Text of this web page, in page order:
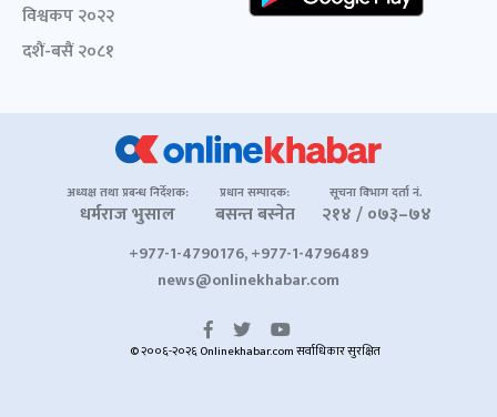
विश्वकप २०२२
दशैं-बसैं २०८१
अध्यक्ष तथा प्रबन्ध निर्देशक:
धर्मराज भुसाल
प्रधान सम्पादक:
बसन्त बस्नेत
सूचना विभाग दर्ता नं.
२१४ / ०७३–७४
+977-1-4790176, +977-1-4796489
news@onlinekhabar.com
© २००६-२०२६ Onlinekhabar.com सर्वाधिकार सुरक्षित